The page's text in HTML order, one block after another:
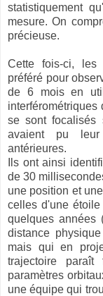
statistiquement
mesure. On
précieuse.
Cette fois-ci, les
préféré pour
de 6 mois en
se sont focalisés
avaient pu leur
antérieures.
Ils ont ainsi
de 30
une position et
celles d'une
quelques années
distance
mais qui en
trajectoire
paramètres
une équipe qui